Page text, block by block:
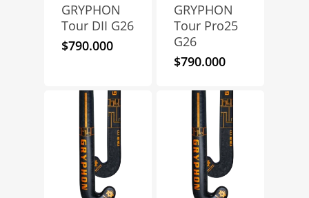
GRYPHON
Tour DII G26
$790.000
GRYPHON
Tour Pro25
G26
$790.000